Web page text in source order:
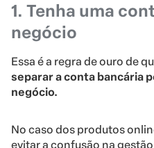
1. Tenha uma
negócio
Essa é a regra de ouro de
separar a conta bancária
negócio.
No caso dos produtos
evitar a confusão na